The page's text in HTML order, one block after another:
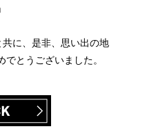
に、是非、思い出の地
とうございました。